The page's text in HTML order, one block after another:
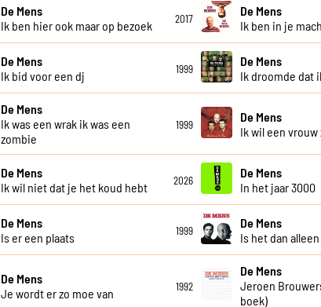
De Mens
Ik ben hier ook maar op bezoek
2017
De Mens
Ik ben in je
De Mens
Ik bid voor een dj
1999
De Mens
Ik droomde dat
De Mens
Ik was een wrak ik was een
zombie
1999
De Mens
Ik wil een vrouw
De Mens
Ik wil niet dat je het koud hebt
2026
De Mens
In het jaar 3000
De Mens
Is er een plaats
1999
De Mens
Is het dan alleen
De Mens
Je wordt er zo moe van
1992
De Mens
Jeroen
boek)